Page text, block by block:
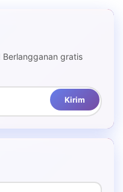
gratis
Kirim